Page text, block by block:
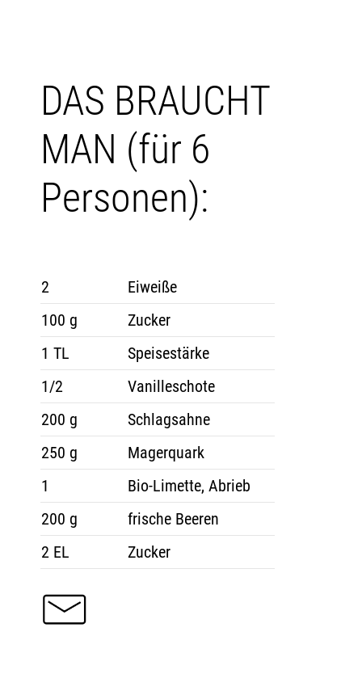
DAS BRAUCHT
MAN (für 6
Personen):
2
Eiweiße
100 g
Zucker
1 TL
Speisestärke
1/2
Vanilleschote
200 g
Schlagsahne
250 g
Magerquark
1
Bio-Limette, Abrieb
200 g
frische Beeren
2 EL
Zucker